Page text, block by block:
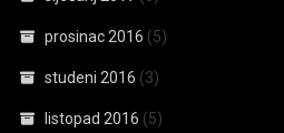
prosinac 2016 (5)
studeni 2016 (3)
listopad 2016 (5)